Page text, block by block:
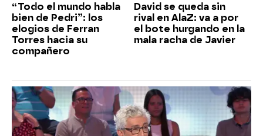
“Todo el mundo habla
bien de Pedri”: los
elogios de Ferran
Torres hacia su
compañero
David se queda sin
rival en AlaZ: va a por
el bote hurgando en la
mala racha de Javier